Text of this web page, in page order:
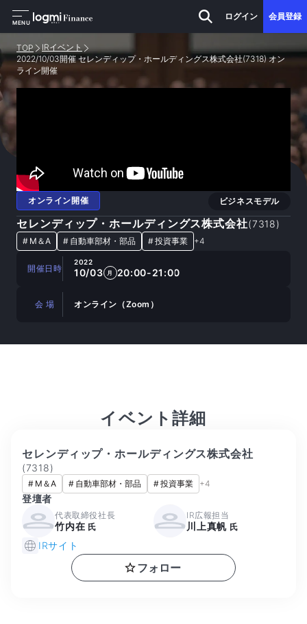
MENU
ログイン 会員登録
TOP
IRイベント
2022/10/03開催 セレンディップ・ホールディングス株式会社(7318) オン
ライン開催
オンライン開催 ビジネスモデル
セレンディップ・ホールディングス株式会社(7318)
# M＆A # 自動車部材・部品 #投資事業 +4
開催日時
2022
10/03 月 20:00-21:00
会 場 オンライン（Zoom）
イベント詳細
セレンディップ・ホールディングス株式会社
(7318)
# M＆A # 自動車部材・部品 #投資事業 +4
登壇者
代表取締役社長
竹内在 氏
IR広報担当
川上真帆 氏
IRサイト
フォロー